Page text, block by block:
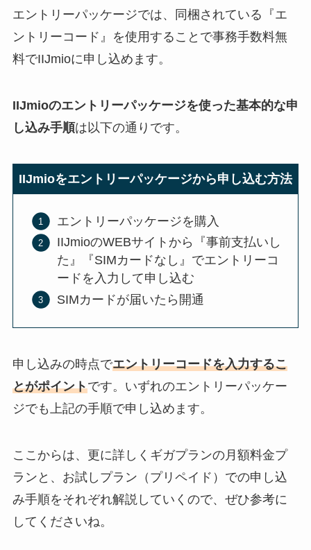
エントリーパッケージでは、同梱されている『エ
ントリーコード』を使用することで事務手数料無
料でIIJmioに申し込めます。
IIJmioのエントリーパッケージを使った基本的な申
し込み手順は以下の通りです。
IIJmioをエントリーパッケージから申し込む方法
エントリーパッケージを購入
IIJmioのWEBサイトから『事前支払いし
た』『SIMカードなし』でエントリーコ
ードを入力して申し込む
SIMカードが届いたら開通
申し込みの時点でエントリーコードを入力するこ
とがポイントです。いずれのエントリーパッケー
ジでも上記の手順で申し込めます。
ここからは、更に詳しくギガプランの月額料金プ
ランと、お試しプラン（プリペイド）での申し込
み手順をそれぞれ解説していくので、ぜひ参考に
してくださいね。